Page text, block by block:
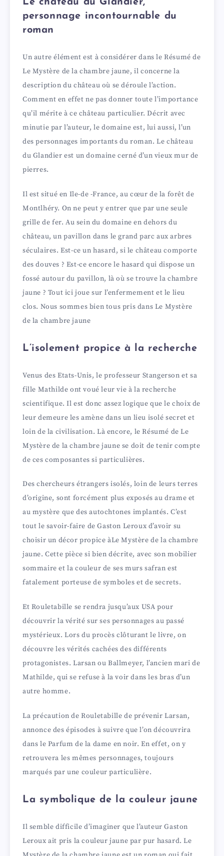
Le château du Glandier,
personnage incontournable du
roman
Un autre élément est à considérer dans le Résumé de
Le Mystère de la chambre jaune, il concerne la
description du château où se déroule l’action.
Comment en effet ne pas donner toute l’importance
qu’il mérite à ce château particulier. Décrit avec
minutie par l’auteur, le domaine est, lui aussi, l’un
des personnages importants du roman. Le château
du Glandier est un domaine cerné d’un vieux mur de
pierres.
Il est situé en Ile-de -France, au cœur de la forêt de
Montlhéry. On ne peut y entrer que par une seule
grille de fer. Au sein du domaine en dehors du
château, un pavillon dans le grand parc aux arbres
séculaires. Est-ce un hasard, si le château comporte
des douves ? Est-ce encore le hasard qui dispose un
fossé autour du pavillon, là où se trouve la chambre
jaune ? Tout ici joue sur l’enfermement et le lieu
clos. Nous sommes bien tous pris dans Le Mystère
de la chambre jaune
L’isolement propice à la recherche
Venus des Etats-Unis, le professeur Stangerson et sa
fille Mathilde ont voué leur vie à la recherche
scientifique. Il est donc assez logique que le choix de
leur demeure les amène dans un lieu isolé secret et
loin de la civilisation. Là encore, le Résumé de Le
Mystère de la chambre jaune se doit de tenir compte
de ces composantes si particulières.
Des chercheurs étrangers isolés, loin de leurs terres
d’origine, sont forcément plus exposés au drame et
au mystère que des autochtones implantés. C’est
tout le savoir-faire de Gaston Leroux d’avoir su
choisir un décor propice àLe Mystère de la chambre
jaune. Cette pièce si bien décrite, avec son mobilier
sommaire et la couleur de ses murs safran est
fatalement porteuse de symboles et de secrets.
Et Rouletabille se rendra jusqu’aux USA pour
découvrir la vérité sur ses personnages au passé
mystérieux. Lors du procès clôturant le livre, on
découvre les vérités cachées des différents
protagonistes. Larsan ou Ballmeyer, l’ancien mari de
Mathilde, qui se refuse à la voir dans les bras d’un
autre homme.
La précaution de Rouletabille de prévenir Larsan,
annonce des épisodes à suivre que l’on découvrira
dans le Parfum de la dame en noir. En effet, on y
retrouvera les mêmes personnages, toujours
marqués par une couleur particulière.
La symbolique de la couleur jaune
Il semble difficile d’imaginer que l’auteur Gaston
Leroux ait pris la couleur jaune par pur hasard. Le